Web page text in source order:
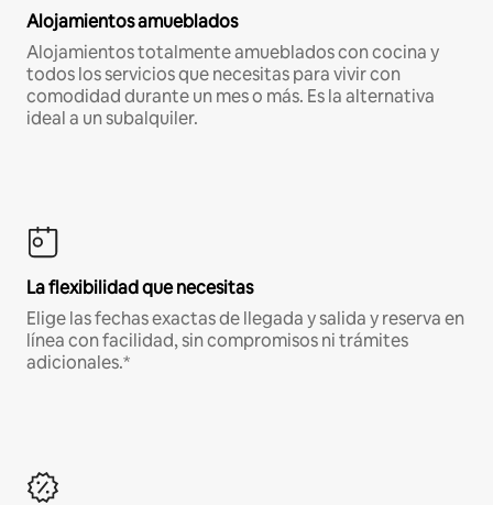
Alojamientos amueblados
Alojamientos totalmente amueblados con cocina y
todos los servicios que necesitas para vivir con
comodidad durante un mes o más. Es la alternativa
ideal a un subalquiler.
La flexibilidad que necesitas
Elige las fechas exactas de llegada y salida y reserva en
línea con facilidad, sin compromisos ni trámites
adicionales.*